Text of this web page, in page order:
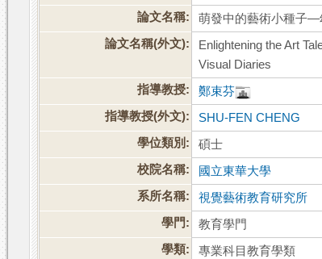
論文名稱:
萌發中的藝術小種子—
論文名稱(外文):
Enlightening the Art
Visual Diaries
指導教授:
鄭束芬
指導教授(外文):
SHU-FEN CHENG
學位類別:
碩士
校院名稱:
國立東華大學
系所名稱:
視覺藝術教育研究所
學門:
教育學門
學類:
專業科目教育學類